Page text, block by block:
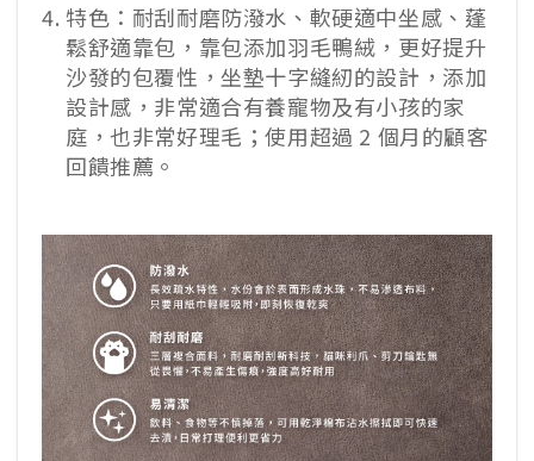
特色：耐刮耐磨防潑水、軟硬適中坐感、蓬
鬆舒適靠包，靠包添加羽毛鴨絨，更好提升
沙發的包覆性，坐墊十字縫紉的設計，添加
設計感，非常適合有養寵物及有小孩的家
庭，也非常好理毛；使用超過 2 個月的顧客
回饋推薦。